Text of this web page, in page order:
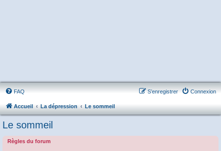
FAQ Connexion
S’enregistrer
Accueil La dépression Le sommeil
Le sommeil
Règles du forum